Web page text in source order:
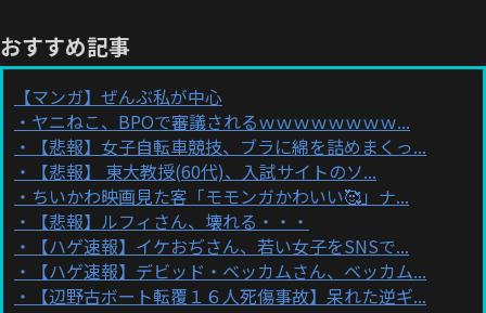
おすすめ記事
【マンガ】ぜんぶ私が中心
ヤニねこ、BPOで審議されるｗｗｗｗｗｗｗｗ...
【悲報】女子自転車競技、ブラに綿を詰めまくっ...
【悲報】 東大教授(60代)、入試サイトのソ...
ちいかわ映画見た客「モモンガかわいい🥰」ナ...
【悲報】ルフィさん、壊れる・・・
【ハゲ速報】イケおぢさん、若い女子をSNSで...
【ハゲ速報】デビッド・ベッカムさん、ベッカム...
【辺野古ボート転覆１６人死傷事故】呆れた逆ギ...